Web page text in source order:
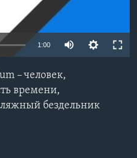
1:00
– человек,
времени,
бездельник